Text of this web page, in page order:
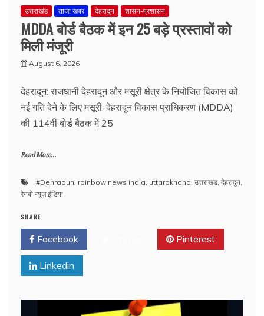
उत्तराखंड ताजा खबर देहरादून शासन-प्रशासन
MDDA बोर्ड बैठक में इन 25 बड़े प्रस्तावों को
मिली मंजूरी
August 6, 2026
देहरादून: राजधानी देहरादून और मसूरी क्षेत्र के नियोजित विकास को
नई गति देने के लिए मसूरी-देहरादून विकास प्राधिकरण (MDDA)
की 114वीं बोर्ड बैठक में 25
Read More...
#Dehradun, rainbow news india, uttarakhand, उत्तराखंड, देहरादून,
रेनबो न्यूज़ इंडिया
SHARE
Facebook Pinterest
Linkedin